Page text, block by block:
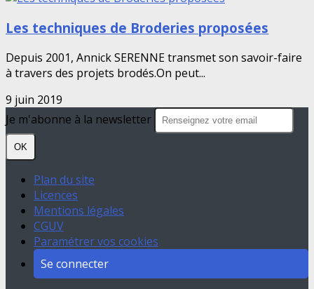
Les techniques de Broderies proposées
Depuis 2001, Annick SERENNE transmet son savoir-faire
à travers des projets brodés.On peut...
9 juin 2019
Je m'abonne à la newsletter
OK
Plan du site
Licences
Mentions légales
CGUV
Paramétrer vos cookies
Se connecter